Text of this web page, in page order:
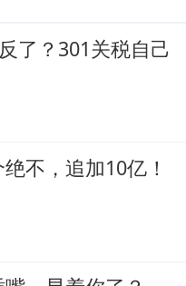
了？301关税自己
不，追加10亿！